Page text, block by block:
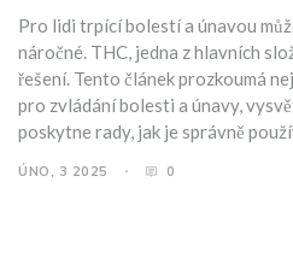
Pro lidi trpící bolestí a únavou
náročné. THC, jedna z hlavních
řešení. Tento článek prozkoumá
pro zvládání bolesti a únavy,
poskytne rady, jak je správně
konopí a zjistíme, co je pro tyto
ÚNO, 3 2025 0